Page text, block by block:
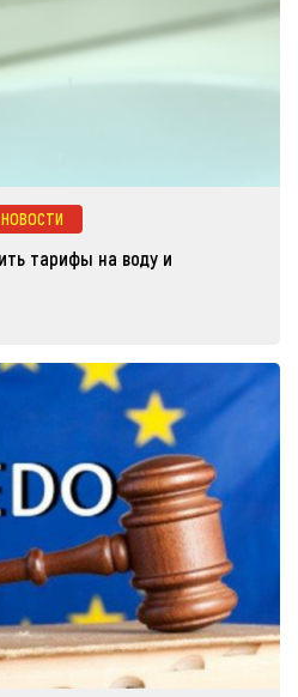
тарифы на воду и